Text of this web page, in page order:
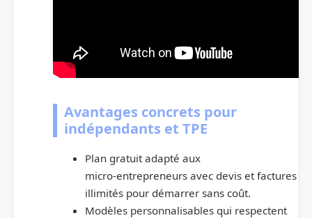
Avantages concrets pour
indépendants et TPE
Plan gratuit adapté aux
micro‑entrepreneurs avec devis et factures
illimités pour démarrer sans coût.
Modèles personnalisables qui respectent